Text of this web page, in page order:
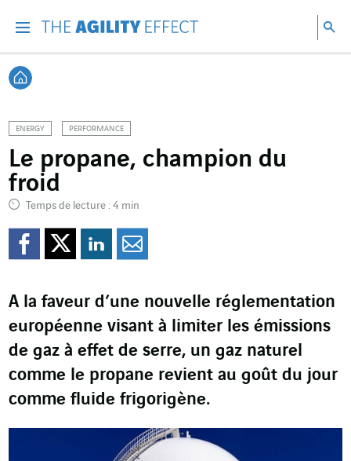
Retour à l'accueil
ENERGY PERFORMANCE
Le propane, champion du
froid
Temps de lecture : 4 min
Partager sur Facebook
Partager sur Twitter
Partager sur
A la faveur d’une nouvelle réglementation
européenne visant à limiter les émissions
de gaz à effet de serre, un gaz naturel
comme le propane revient au goût du jour
comme fluide frigorigène.